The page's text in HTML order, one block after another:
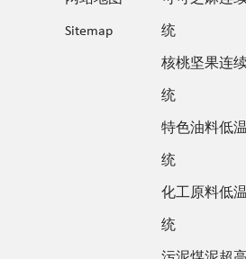
Sitemap 统
核桃坚果连
统
特色油料低
统
化工原料低
统